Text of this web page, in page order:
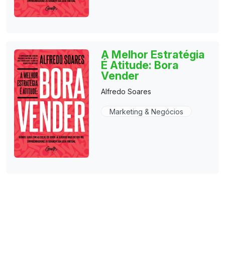
A Melhor Estratégia
É Atitude: Bora
Vender
Alfredo Soares
Marketing & Negócios